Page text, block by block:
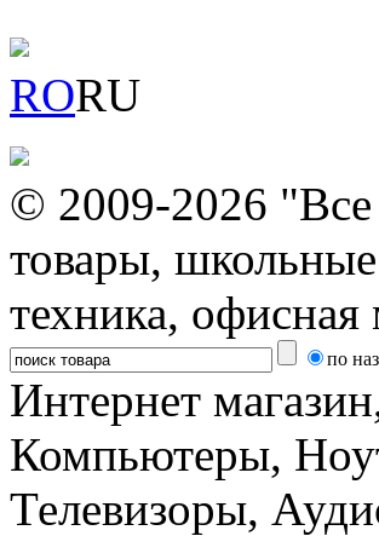
RORU
© 2009-2026
товары,
техника, офисная
по
Интернет
Компьютеры,
Телевизоры,